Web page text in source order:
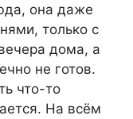
она даже
только с
дома, а
не готов.
что-то
На всём